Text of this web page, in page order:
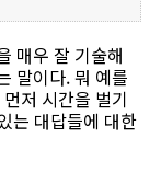
매우 잘 기술해
말이다. 뭐 예를
저 시간을 벌기
는 대답들에 대한